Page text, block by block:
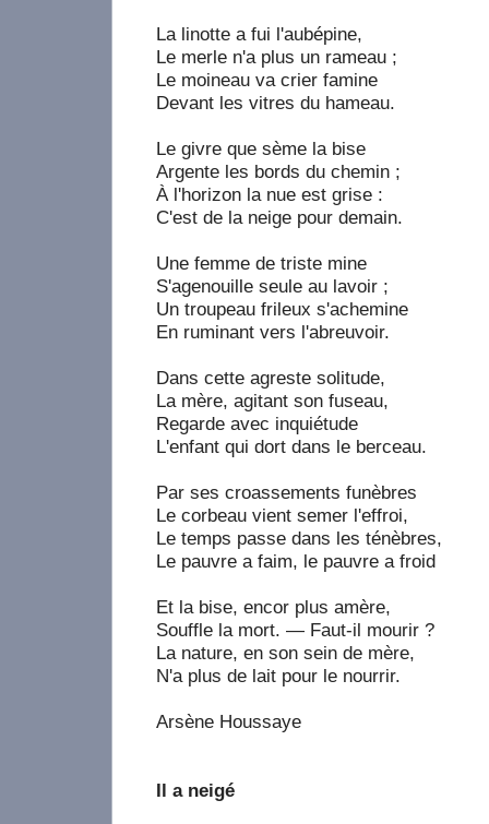
La linotte a fui l'aubépine,
Le merle n'a plus un rameau ;
Le moineau va crier famine
Devant les vitres du hameau.
Le givre que sème la bise
Argente les bords du chemin ;
À l'horizon la nue est grise :
C'est de la neige pour demain.
Une femme de triste mine
S'agenouille seule au lavoir ;
Un troupeau frileux s'achemine
En ruminant vers l'abreuvoir.
Dans cette agreste solitude,
La mère, agitant son fuseau,
Regarde avec inquiétude
L'enfant qui dort dans le berceau.
Par ses croassements funèbres
Le corbeau vient semer l'effroi,
Le temps passe dans les ténèbres,
Le pauvre a faim, le pauvre a froid
Et la bise, encor plus amère,
Souffle la mort. — Faut-il mourir ?
La nature, en son sein de mère,
N'a plus de lait pour le nourrir.
Arsène Houssaye
Il a neigé